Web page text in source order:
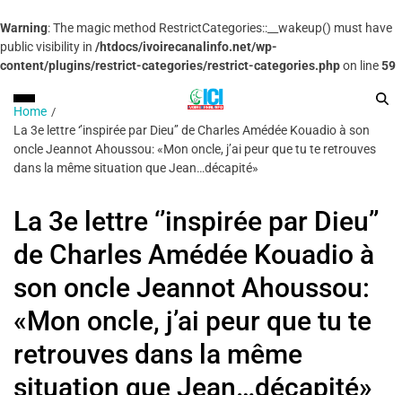
Warning: The magic method RestrictCategories::__wakeup() must have
public visibility in /htdocs/ivoirecanalinfo.net/wp-
content/plugins/restrict-categories/restrict-categories.phpon line59
Home
La 3e lettre ‘’inspirée par Dieu’’ de Charles Amédée Kouadio à son
oncle Jeannot Ahoussou: «Mon oncle, j’ai peur que tu te retrouves
dans la même situation que Jean…décapité»
La 3e lettre ‘’inspirée par Dieu’’
de Charles Amédée Kouadio à
son oncle Jeannot Ahoussou:
«Mon oncle, j’ai peur que tu te
retrouves dans la même
situation que Jean…décapité»